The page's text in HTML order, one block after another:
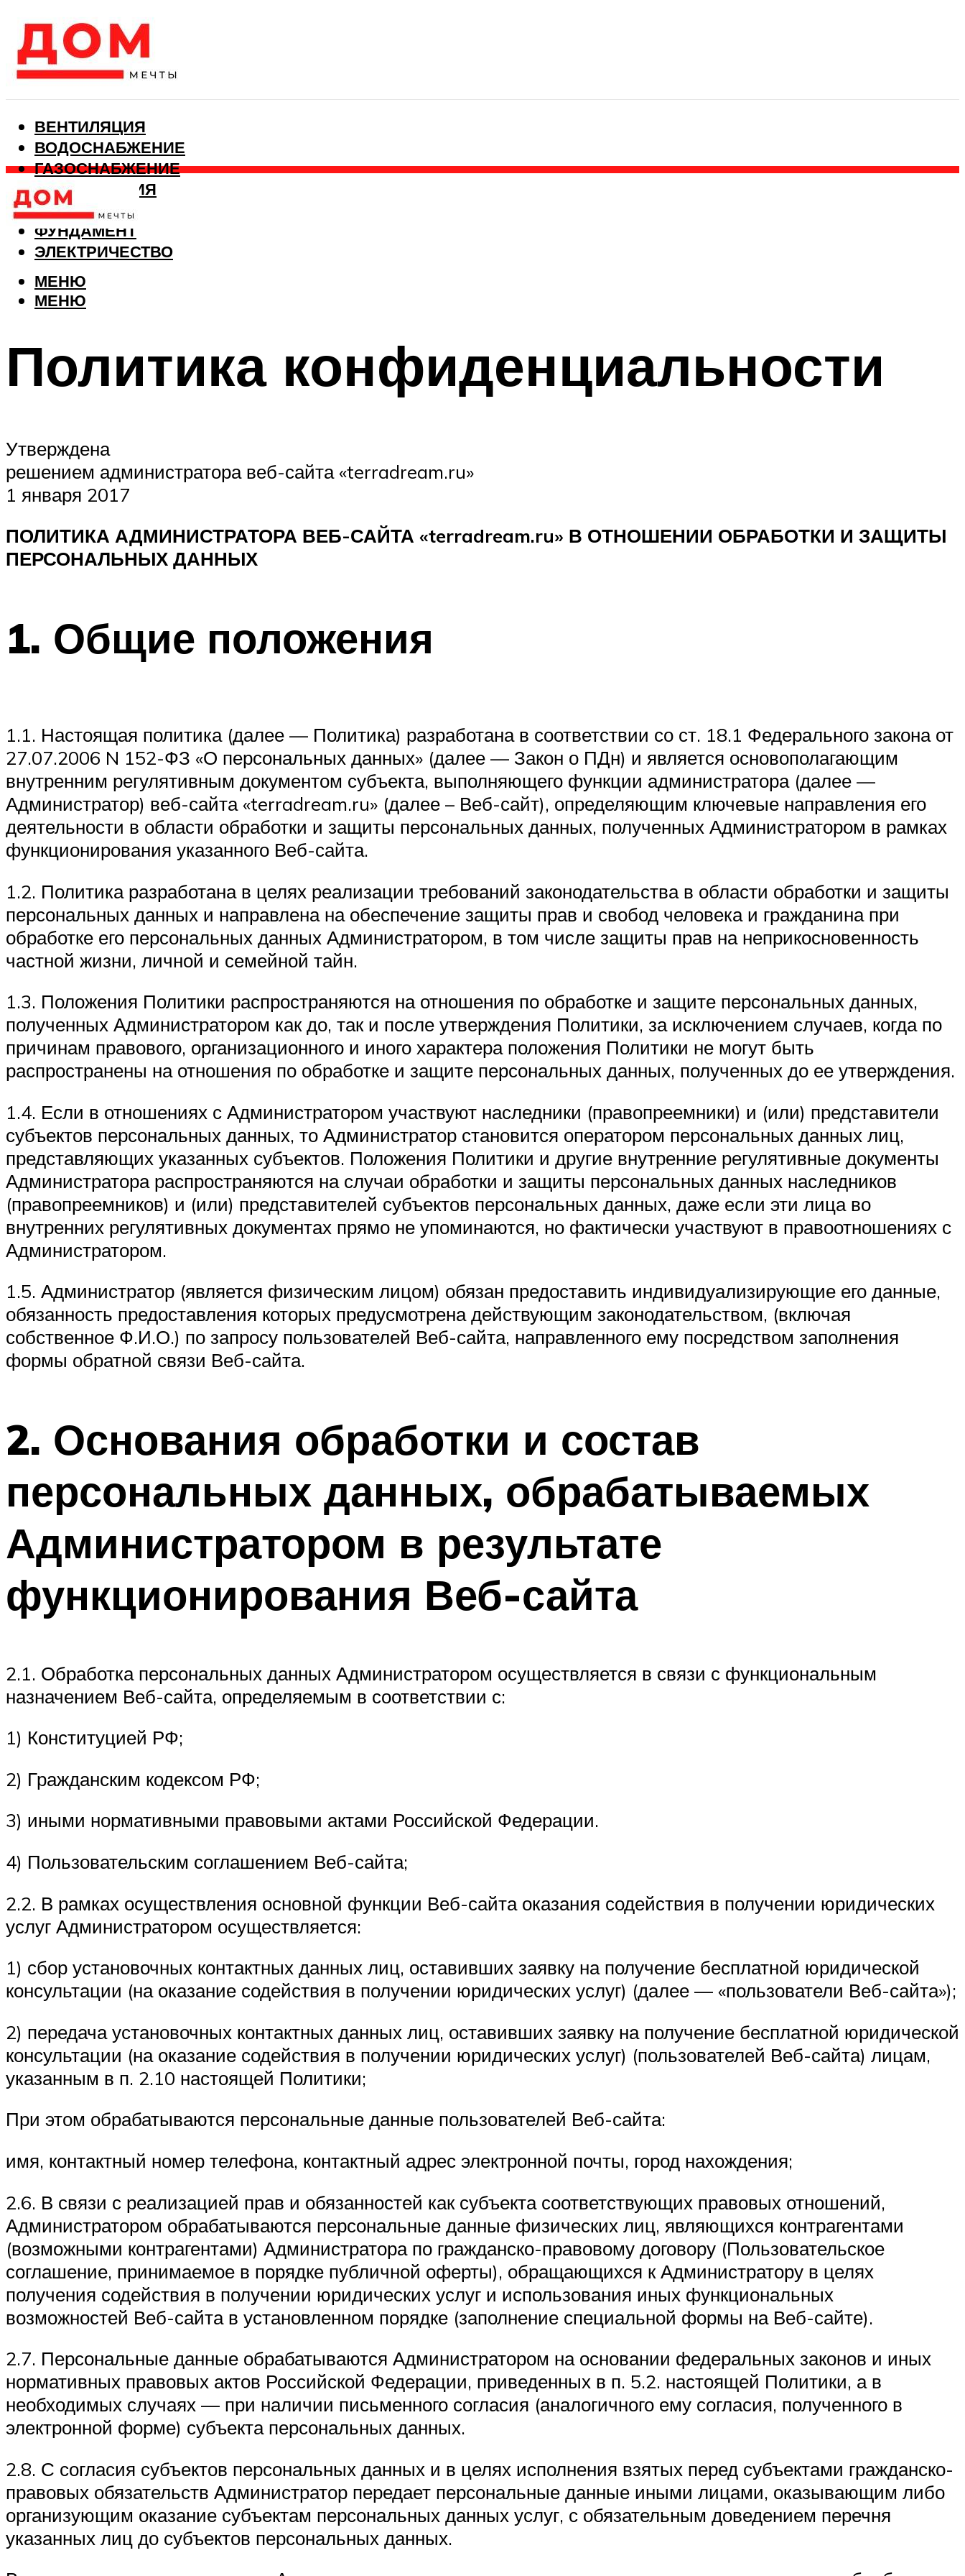
ВЕНТИЛЯЦИЯ
ВОДОСНАБЖЕНИЕ
ГАЗОСНАБЖЕНИЕ
КАНАЛИЗАЦИЯ
ОТОПЛЕНИЕ
ФУНДАМЕНТ
ЭЛЕКТРИЧЕСТВО
МЕНЮ
МЕНЮ
Политика конфиденциальности
Утверждена
решением администратора веб-сайта «terradream.ru»
1 января 2017
ПОЛИТИКА АДМИНИСТРАТОРА ВЕБ-САЙТА «terradream.ru» В ОТНОШЕНИИ ОБРАБОТКИ И ЗАЩИТЫ
ПЕРСОНАЛЬНЫХ ДАННЫХ
1. Общие положения
1.1. Настоящая политика (далее — Политика) разработана в соответствии со ст. 18.1 Федерального закона от
27.07.2006 N 152-ФЗ «О персональных данных» (далее — Закон о ПДн) и является основополагающим
внутренним регулятивным документом субъекта, выполняющего функции администратора (далее —
Администратор) веб-сайта «terradream.ru» (далее – Веб-сайт), определяющим ключевые направления его
деятельности в области обработки и защиты персональных данных, полученных Администратором в рамках
функционирования указанного Веб-сайта.
1.2. Политика разработана в целях реализации требований законодательства в области обработки и защиты
персональных данных и направлена на обеспечение защиты прав и свобод человека и гражданина при
обработке его персональных данных Администратором, в том числе защиты прав на неприкосновенность
частной жизни, личной и семейной тайн.
1.3. Положения Политики распространяются на отношения по обработке и защите персональных данных,
полученных Администратором как до, так и после утверждения Политики, за исключением случаев, когда по
причинам правового, организационного и иного характера положения Политики не могут быть
распространены на отношения по обработке и защите персональных данных, полученных до ее утверждения.
1.4. Если в отношениях с Администратором участвуют наследники (правопреемники) и (или) представители
субъектов персональных данных, то Администратор становится оператором персональных данных лиц,
представляющих указанных субъектов. Положения Политики и другие внутренние регулятивные документы
Администратора распространяются на случаи обработки и защиты персональных данных наследников
(правопреемников) и (или) представителей субъектов персональных данных, даже если эти лица во
внутренних регулятивных документах прямо не упоминаются, но фактически участвуют в правоотношениях с
Администратором.
1.5. Администратор (является физическим лицом) обязан предоставить индивидуализирующие его данные,
обязанность предоставления которых предусмотрена действующим законодательством, (включая
собственное Ф.И.О.) по запросу пользователей Веб-сайта, направленного ему посредством заполнения
формы обратной связи Веб-сайта.
2. Основания обработки и состав
персональных данных, обрабатываемых
Администратором в результате
функционирования Веб-сайта
2.1. Обработка персональных данных Администратором осуществляется в связи с функциональным
назначением Веб-сайта, определяемым в соответствии с:
1) Конституцией РФ;
2) Гражданским кодексом РФ;
3) иными нормативными правовыми актами Российской Федерации.
4) Пользовательским соглашением Веб-сайта;
2.2. В рамках осуществления основной функции Веб-сайта оказания содействия в получении юридических
услуг Администратором осуществляется:
1) сбор установочных контактных данных лиц, оставивших заявку на получение бесплатной юридической
консультации (на оказание содействия в получении юридических услуг) (далее — «пользователи Веб-сайта»);
2) передача установочных контактных данных лиц, оставивших заявку на получение бесплатной юридической
консультации (на оказание содействия в получении юридических услуг) (пользователей Веб-сайта) лицам,
указанным в п. 2.10 настоящей Политики;
При этом обрабатываются персональные данные пользователей Веб-сайта:
имя, контактный номер телефона, контактный адрес электронной почты, город нахождения;
2.6. В связи с реализацией прав и обязанностей как субъекта соответствующих правовых отношений,
Администратором обрабатываются персональные данные физических лиц, являющихся контрагентами
(возможными контрагентами) Администратора по гражданско-правовому договору (Пользовательское
соглашение, принимаемое в порядке публичной оферты), обращающихся к Администратору в целях
получения содействия в получении юридических услуг и использования иных функциональных
возможностей Веб-сайта в установленном порядке (заполнение специальной формы на Веб-сайте).
2.7. Персональные данные обрабатываются Администратором на основании федеральных законов и иных
нормативных правовых актов Российской Федерации, приведенных в п. 5.2. настоящей Политики, а в
необходимых случаях — при наличии письменного согласия (аналогичного ему согласия, полученного в
электронной форме) субъекта персональных данных.
2.8. С согласия субъектов персональных данных и в целях исполнения взятых перед субъектами гражданско-
правовых обязательств Администратор передает персональные данные иными лицами, оказывающим либо
организующим оказание субъектам персональных данных услуг, с обязательным доведением перечня
указанных лиц до субъектов персональных данных.